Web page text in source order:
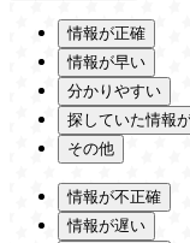
情報が正確
情報が早い
分かりやすい
探していた情報
その他
情報が不正確
情報が遅い